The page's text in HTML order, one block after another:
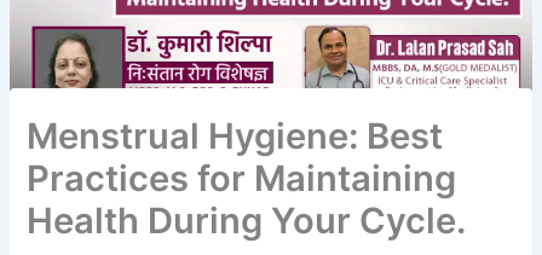
Menstrual Hygiene: Best
Practices for Maintaining
Health During Your Cycle.